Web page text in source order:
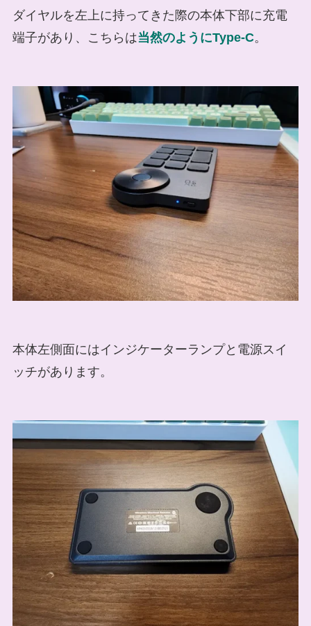
ダイヤルを左上に持ってきた際の本体下部に充電
端子があり、こちらは当然のようにType-C。
本体左側面にはインジケーターランプと電源スイ
ッチがあります。